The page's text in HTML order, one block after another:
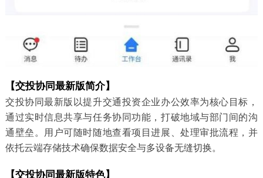
【交投协同最新版简介】
交投协同最新版以提升交通投资企业办公效率为核心目标，
通过实时信息共享与任务协同功能，打破地域与部门间的沟
通壁垒。用户可随时随地查看项目进展、处理审批流程，并
依托云端存储技术确保数据安全与多设备无缝切换。
【交投协同最新版特色】